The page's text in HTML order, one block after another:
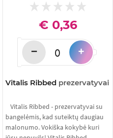
Vitalis Ribbed prezervatyvai
€ 0,36
− +
Vitalis Ribbed - prezervatyvai su
bangelėmis, kad suteiktų daugiau
malonumo. Vokiška kokybė kuri